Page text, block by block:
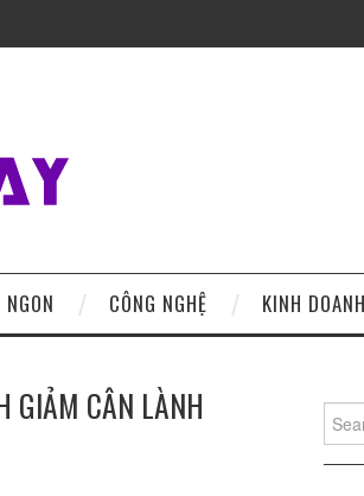
CÔNG NGHỆ KINH DOANH
GIẢM CÂN LÀNH